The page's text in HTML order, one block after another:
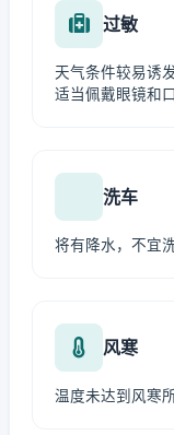
过敏
天气条件较易诱
适当佩戴眼镜和口
洗车
将有降水，不宜
风寒
温度未达到风寒